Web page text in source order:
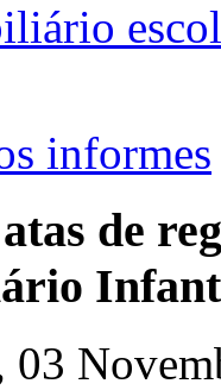
informes
de
03